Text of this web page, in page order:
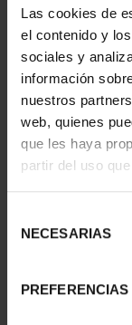
Las cookies de
el contenido y
sociales y
información
nuestros
web, quienes
que les haya
partir del uso
NECESARIAS
PREFERENCIAS
153,00